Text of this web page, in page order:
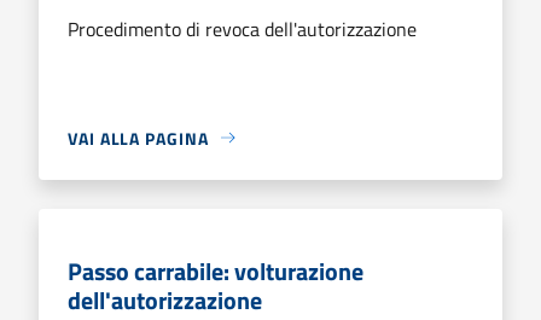
Procedimento di revoca dell'autorizzazione
VAI ALLA PAGINA
Passo carrabile: volturazione
dell'autorizzazione